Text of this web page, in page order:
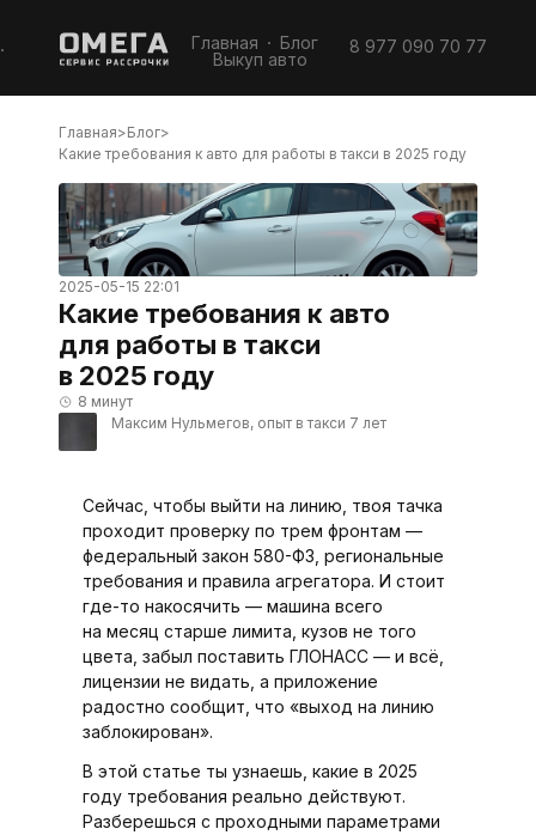
Главная
Блог
Выкуп авто
8 977 090 70 77
Главная
Блог
Какие требования к авто для работы в такси в 2025 году
2025-05-15 22:01
Какие требования к авто
для работы в такси
в 2025 году
8 минут
Максим Нульмегов, опыт в такси 7 лет
Какие требования к авто
Сейчас, чтобы выйти на линию, твоя тачка
проходит проверку по трем фронтам —
федеральный закон 580-ФЗ, региональные
требования и правила агрегатора. И стоит
где-то накосячить — машина всего
на месяц старше лимита, кузов не того
цвета, забыл поставить ГЛОНАСС — и всё,
лицензии не видать, а приложение
радостно сообщит, что «выход на линию
заблокирован».
В этой статье ты узнаешь, какие в 2025
году требования реально действуют.
Разберешься с проходными параметрами